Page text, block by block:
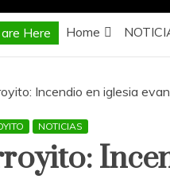
are Here Home
NOTICIAS